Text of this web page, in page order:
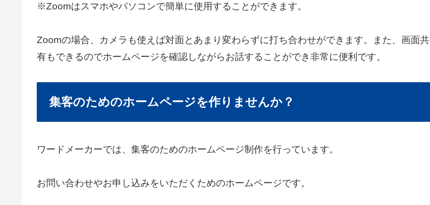
※Zoomはスマホやパソコンで簡単に使用することができます。
Zoomの場合、カメラも使えば対面とあまり変わらずに打ち合わせができます。また、画面共
有もできるのでホームページを確認しながらお話することができ非常に便利です。
集客のためのホームページを作りませんか？
ワードメーカーでは、集客のためのホームページ制作を行っています。
お問い合わせやお申し込みをいただくためのホームページです。